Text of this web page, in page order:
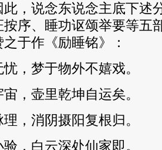
，说念东说念主底下述
序、睡功讴颂举要等五
于作《励睡铭》：
，梦于物外不嬉戏。
，壶里乾坤自运矣。
，消阴摄阳复根归。
，白云深处仙家即。